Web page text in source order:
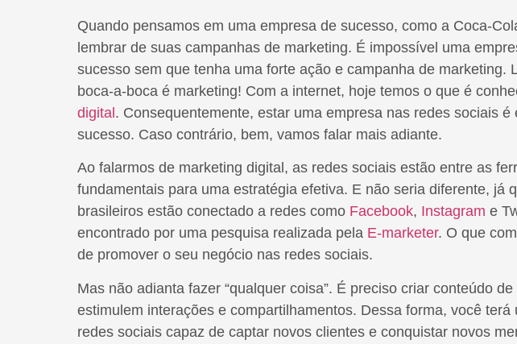
Quando pensamos em uma empresa de sucesso, como a Coca-
lembrar de suas campanhas de marketing. É impossível uma
sucesso sem que tenha uma forte ação e campanha de marketing.
boca-a-boca é marketing! Com a internet, hoje temos o que é
digital . Consequentemente, estar uma empresa nas redes sociais é
sucesso. Caso contrário, bem, vamos falar mais adiante.
Ao falarmos de marketing digital, as redes sociais estão entre as
fundamentais para uma estratégia efetiva. E não seria diferente, já
brasileiros estão conectado a redes como Facebook, Instagram e
encontrado por uma pesquisa realizada pela E-marketer. O que
de promover o seu negócio nas redes sociais.
Mas não adianta fazer “qualquer coisa”. É preciso criar conteúdo
estimulem interações e compartilhamentos. Dessa forma, você terá
redes sociais capaz de captar novos clientes e conquistar novos